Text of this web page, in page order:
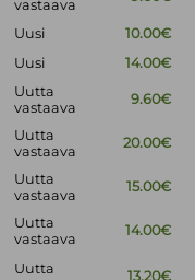
vastaava
Uusi
10.00€
Uusi 14.00€
Uutta
vastaava
9.60€
Uutta
vastaava
20.00€
Uutta
vastaava
15.00€
Uutta
vastaava
14.00€
Uutta
13.20€